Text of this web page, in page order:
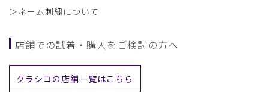
＞ネーム刺繍について
店舗での試着・購入をご検討の方へ
クラシコの店舗一覧はこちら